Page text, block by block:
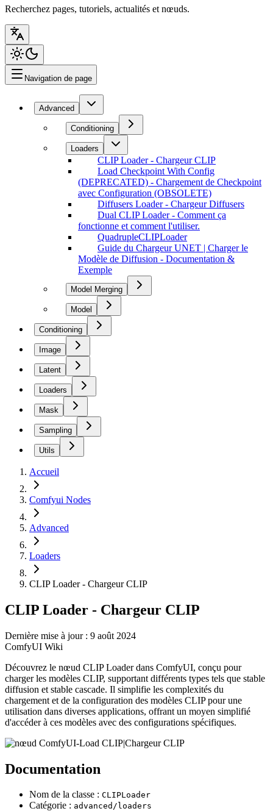
Recherchez pages, tutoriels, actualités et nœuds.
Navigation de page
Advanced
Conditioning
Loaders
CLIP Loader - Chargeur CLIP
Load Checkpoint With Config
(DEPRECATED) - Chargement de Checkpoint
avec Configuration (OBSOLETE)
Diffusers Loader - Chargeur Diffusers
Dual CLIP Loader - Comment ça
fonctionne et comment l'utiliser.
QuadrupleCLIPLoader
Guide du Chargeur UNET | Charger le
Modèle de Diffusion - Documentation &
Exemple
Model Merging
Model
Conditioning
Image
Latent
Loaders
Mask
Sampling
Utils
Accueil
Comfyui Nodes
Advanced
Loaders
CLIP Loader - Chargeur CLIP
CLIP Loader - Chargeur CLIP
Dernière mise à jour : 9 août 2024
ComfyUI Wiki
Découvrez le nœud CLIP Loader dans ComfyUI, conçu pour
charger les modèles CLIP, supportant différents types tels que stable
diffusion et stable cascade. Il simplifie les complexités du
chargement et de la configuration des modèles CLIP pour une
utilisation dans diverses applications, offrant un moyen simplifié
d'accéder à ces modèles avec des configurations spécifiques.
Documentation
Nom de la classe : CLIPLoader
Catégorie : advanced/loaders